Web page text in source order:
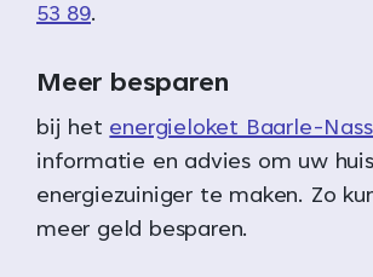
53 89.
Meer besparen
bij het energieloket Baarle-
informatie en advies om uw huis
energiezuiniger te maken. Zo
meer geld besparen.